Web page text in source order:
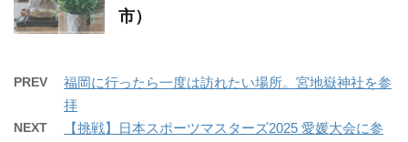
市）
PREV
福岡に行ったら一度は訪れたい場所。宮地嶽神社を参
拝
NEXT
【挑戦】日本スポーツマスターズ2025 愛媛大会に参